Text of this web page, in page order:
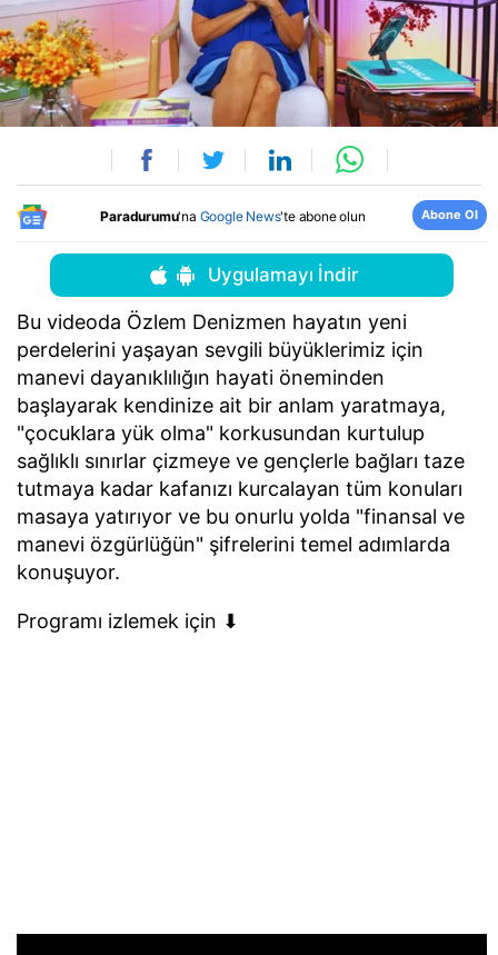
Paradurumu'na Google News'te abone olun Abone Ol
Uygulamayı İndir
Bu videoda Özlem Denizmen hayatın yeni
perdelerini yaşayan sevgili büyüklerimiz için
manevi dayanıklılığın hayati öneminden
başlayarak kendinize ait bir anlam yaratmaya,
"çocuklara yük olma" korkusundan kurtulup
sağlıklı sınırlar çizmeye ve gençlerle bağları taze
tutmaya kadar kafanızı kurcalayan tüm konuları
masaya yatırıyor ve bu onurlu yolda "finansal ve
manevi özgürlüğün" şifrelerini temel adımlarda
konuşuyor.
Programı izlemek için ⬇︎